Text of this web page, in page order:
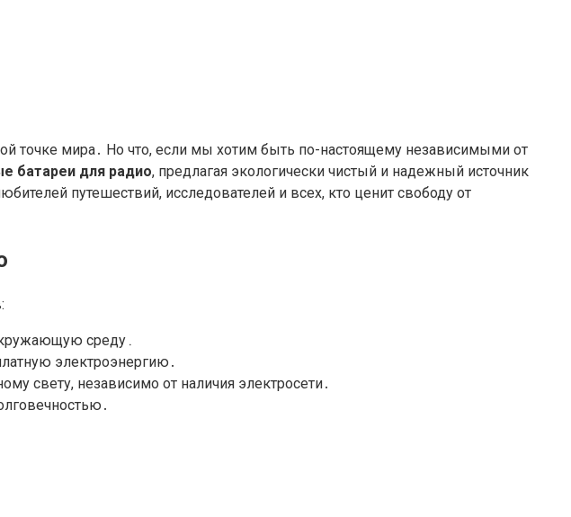
точке мира․ Но что, если мы хотим быть по-настоящему независимыми от
батареи для радио, предлагая экологически чистый и надежный источник
путешествий, исследователей и всех, кто ценит свободу от
среду․
электроэнергию․
свету, независимо от наличия электросети․